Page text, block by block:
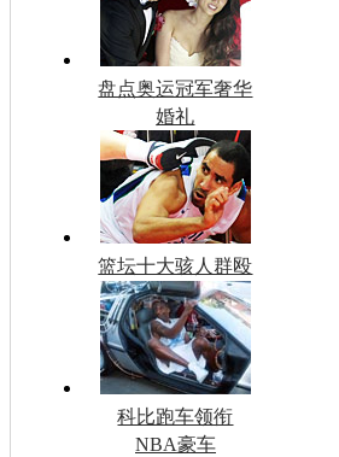
盘点奥运冠军奢华
婚礼
篮坛十大骇人群殴
科比跑车领衔
NBA豪车